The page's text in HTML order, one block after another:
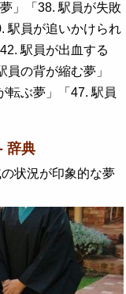
」「38. 駅員が失敗
駅員が追いかけられ
駅員が出血する
の背が縮む夢」
転ぶ夢」「47. 駅員
辞典
状況が印象的な夢